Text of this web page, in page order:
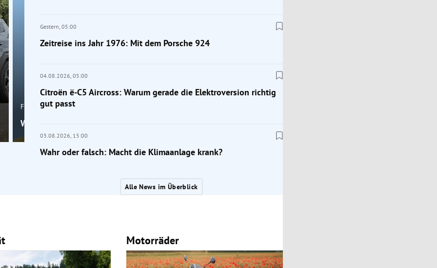
Frage der Mobilität
Wahr oder falsch: Macht die Klimaanlage krank?
Gestern, 05:00
Zeitreise ins Jahr 1976: Mit dem Porsche 924
04.08.2026, 05:00
Citroën ë-C5 Aircross: Warum gerade die Elektroversion richtig
gut passt
03.08.2026, 15:00
Wahr oder falsch: Macht die Klimaanlage krank?
Alle News im Überblick
Motorräder